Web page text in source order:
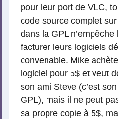
pour leur port de VLC,
code source complet
dans la GPL
facturer leurs logiciels
convenable. Mike
logiciel pour 5$ et veut
son ami Steve (c’est
GPL), mais il ne peut
sa propre copie à 5$,